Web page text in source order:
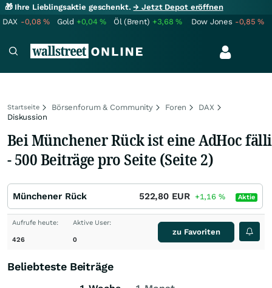
🎁 Ihre Lieblingsaktie geschenkt.→ Jetzt Depot eröffnen
DAX -0,08% Gold +0,04% Öl (Brent) +3,68% Dow Jones -0,85%
Startseite Börsenforum & Community Foren
DAX
Diskussion
Bei Münchener Rück ist eine AdHoc
- 500 Beiträge pro Seite (Seite 2)
Münchener Rück 522,80 EUR +1,16 % Aktie
Aufrufe heute:
426
Aktive User:
0
zu Favoriten
Beliebteste Beiträge